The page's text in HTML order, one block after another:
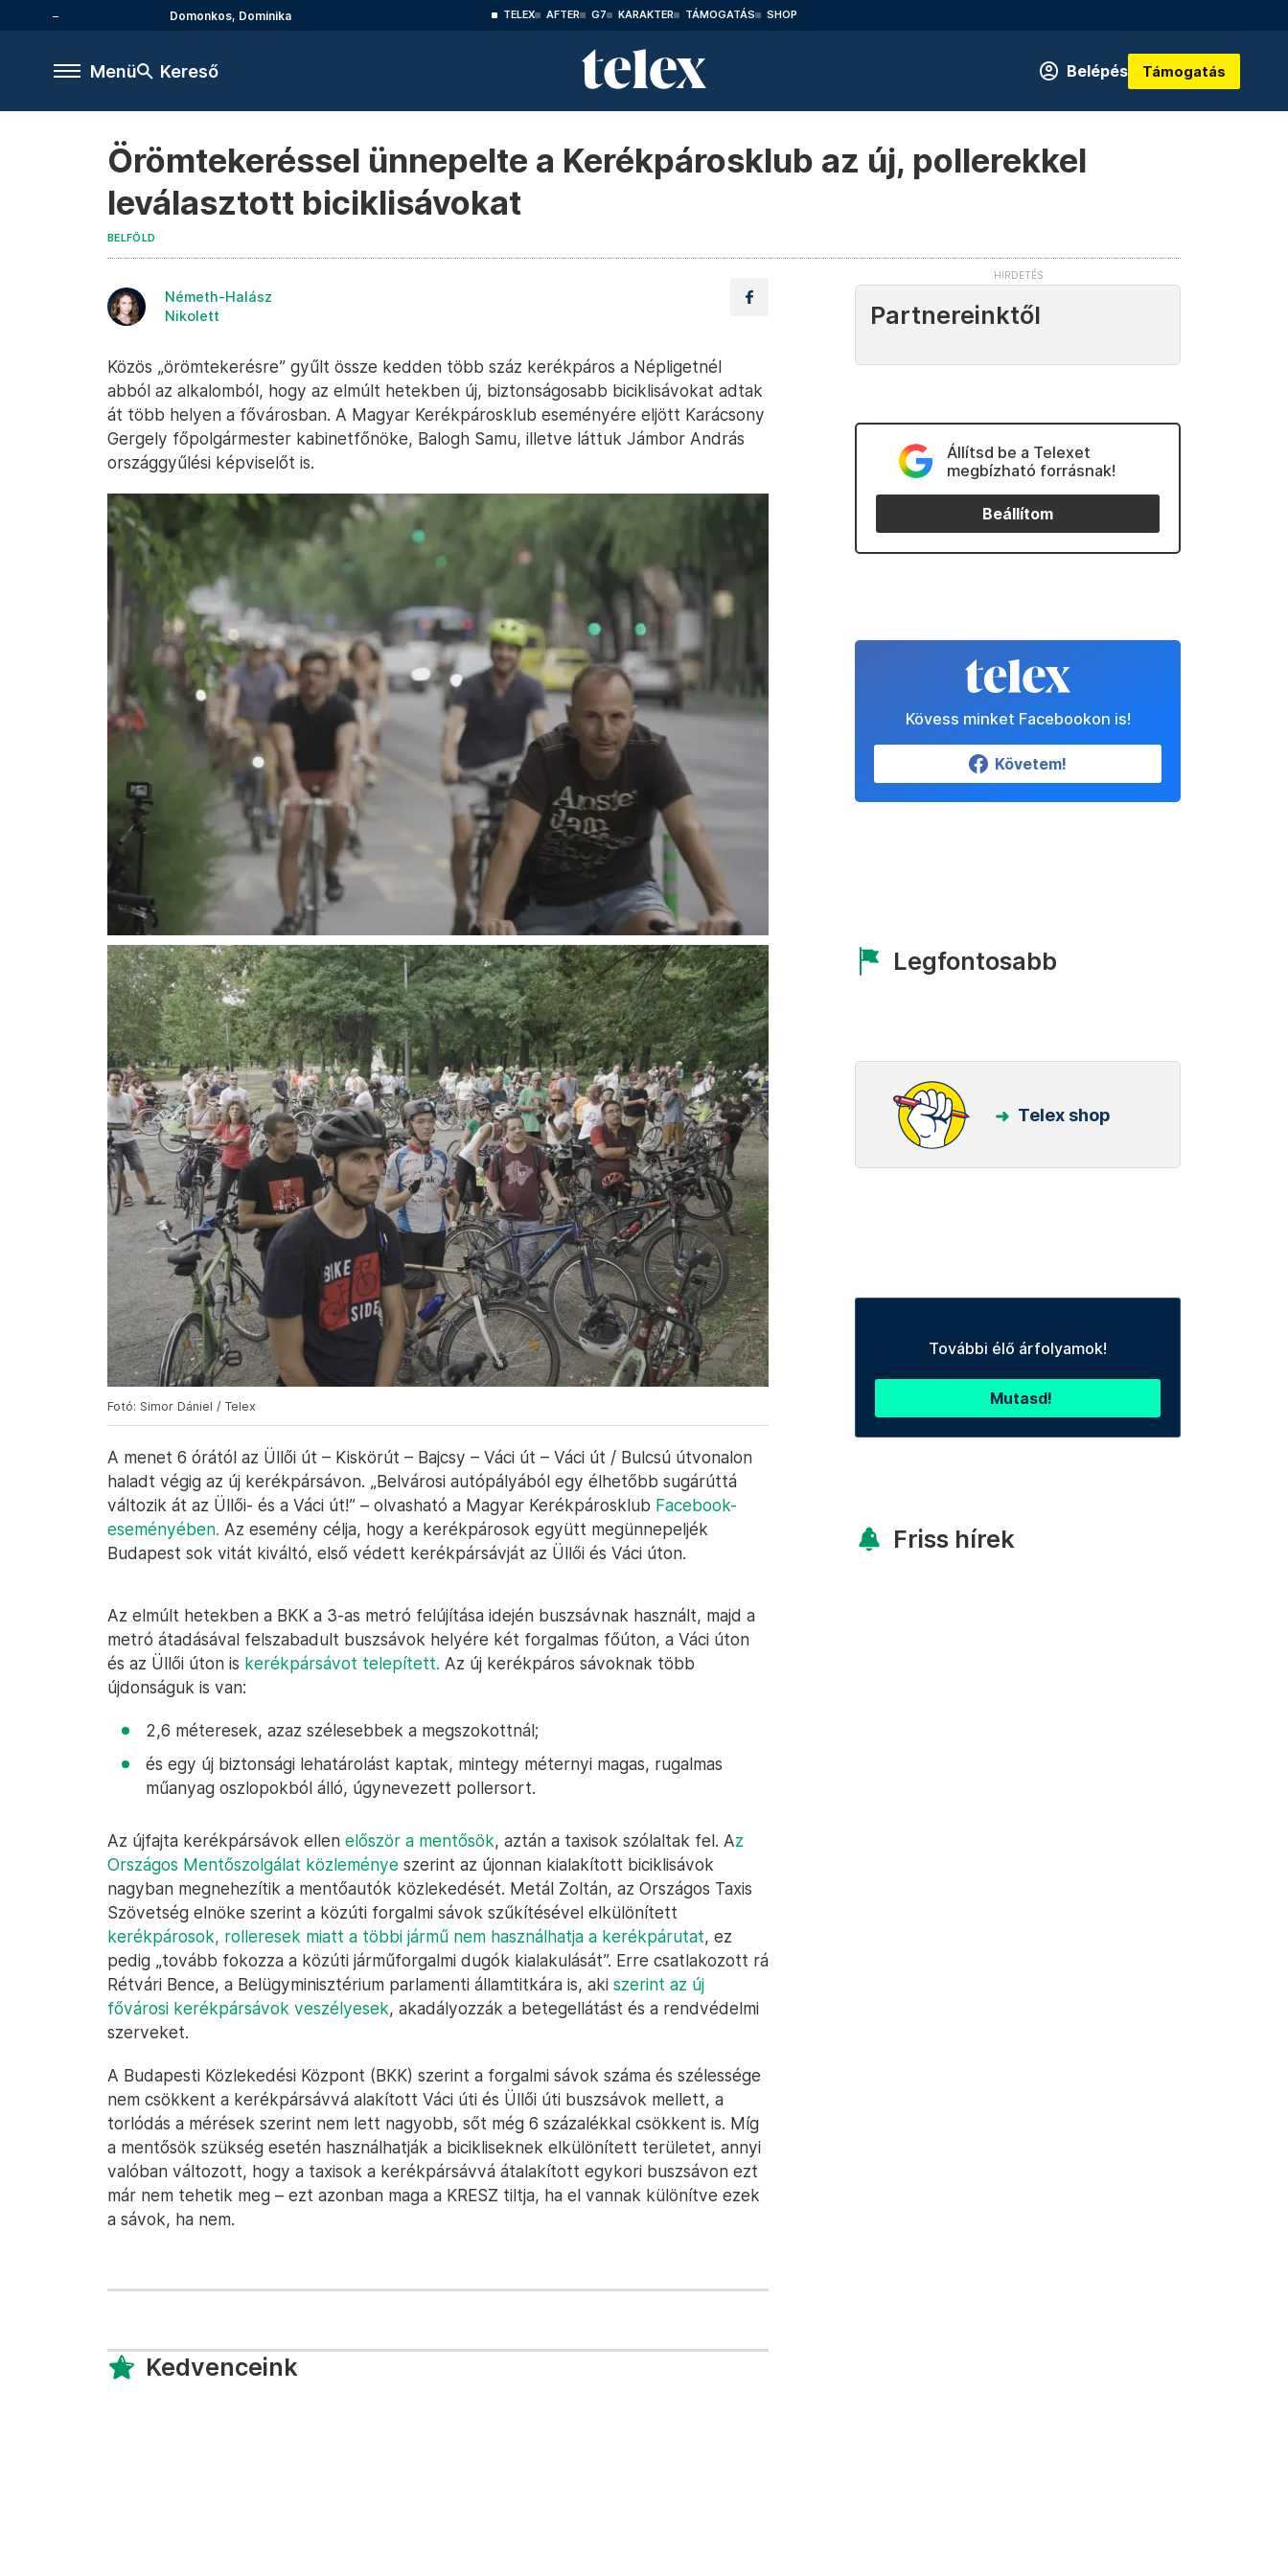
Domonkos, Dominika TELEX AFTER G7 KARAKTER TÁMOGATÁS SHOP
Menü Kereső Belépés Támogatás
Örömtekeréssel ünnepelte a Kerékpárosklub az új, pollerekkel
leválasztott biciklisávokat
BELFÖLD
Németh-Halász
Nikolett
Közös „örömtekerésre” gyűlt össze kedden több száz kerékpáros a Népligetnél
abból az alkalomból, hogy az elmúlt hetekben új, biztonságosabb biciklisávokat adtak
át több helyen a fővárosban. A Magyar Kerékpárosklub eseményére eljött Karácsony
Gergely főpolgármester kabinetfőnöke, Balogh Samu, illetve láttuk Jámbor András
országgyűlési képviselőt is.
Fotó: Simor Dániel / Telex
A menet 6 órától az Üllői út – Kiskörút – Bajcsy – Váci út – Váci út / Bulcsú útvonalon
haladt végig az új kerékpársávon. „Belvárosi autópályából egy élhetőbb sugárúttá
változik át az Üllői- és a Váci út!” – olvasható a Magyar Kerékpárosklub Facebook-
eseményében. Az esemény célja, hogy a kerékpárosok együtt megünnepeljék
Budapest sok vitát kiváltó, első védett kerékpársávját az Üllői és Váci úton.
Az elmúlt hetekben a BKK a 3-as metró felújítása idején buszsávnak használt, majd a
metró átadásával felszabadult buszsávok helyére két forgalmas főúton, a Váci úton
és az Üllői úton is kerékpársávot telepített. Az új kerékpáros sávoknak több
újdonságuk is van:
2,6 méteresek, azaz szélesebbek a megszokottnál;
és egy új biztonsági lehatárolást kaptak, mintegy méternyi magas, rugalmas
műanyag oszlopokból álló, úgynevezett pollersort.
Az újfajta kerékpársávok ellen először a mentősök, aztán a taxisok szólaltak fel. Az
Országos Mentőszolgálat közleménye szerint az újonnan kialakított biciklisávok
nagyban megnehezítik a mentőautók közlekedését. Metál Zoltán, az Országos Taxis
Szövetség elnöke szerint a közúti forgalmi sávok szűkítésével elkülönített
kerékpárosok, rolleresek miatt a többi jármű nem használhatja a kerékpárutat, ez
pedig „tovább fokozza a közúti járműforgalmi dugók kialakulását”. Erre csatlakozott rá
Rétvári Bence, a Belügyminisztérium parlamenti államtitkára is, aki szerint az új
fővárosi kerékpársávok veszélyesek, akadályozzák a betegellátást és a rendvédelmi
szerveket.
A Budapesti Közlekedési Központ (BKK) szerint a forgalmi sávok száma és szélessége
nem csökkent a kerékpársávvá alakított Váci úti és Üllői úti buszsávok mellett, a
torlódás a mérések szerint nem lett nagyobb, sőt még 6 százalékkal csökkent is. Míg
a mentősök szükség esetén használhatják a bicikliseknek elkülönített területet, annyi
valóban változott, hogy a taxisok a kerékpársávvá átalakított egykori buszsávon ezt
már nem tehetik meg – ezt azonban maga a KRESZ tiltja, ha el vannak különítve ezek
a sávok, ha nem.
Kedvenceink
Partnereinktől
Állítsd be a Telexet
megbízható forrásnak!
Beállítom
Kövess minket Facebookon is!
Követem!
Legfontosabb
Telex shop
További élő árfolyamok!
Mutasd!
Friss hírek